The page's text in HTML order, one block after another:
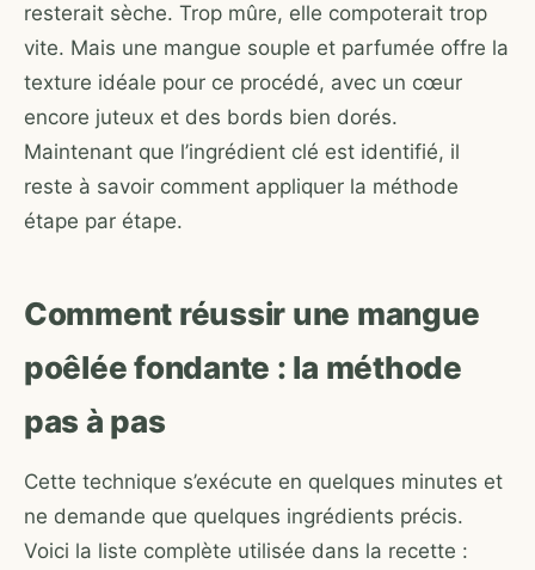
resterait sèche. Trop mûre, elle compoterait trop
vite. Mais une mangue souple et parfumée offre la
texture idéale pour ce procédé, avec un cœur
encore juteux et des bords bien dorés.
Maintenant que l’ingrédient clé est identifié, il
reste à savoir comment appliquer la méthode
étape par étape.
Comment réussir une mangue
poêlée fondante : la méthode
pas à pas
Cette technique s’exécute en quelques minutes et
ne demande que quelques ingrédients précis.
Voici la liste complète utilisée dans la recette :